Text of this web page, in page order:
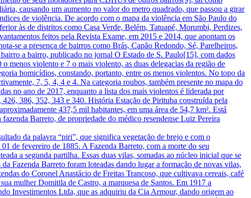
causando um aumento no valor do metro quadrado, que passou a girar
de violência. De acordo com o mapa da violência em São Paulo do
às de distritos como Casa Verde, Belém, Tatuapé, Morumbi, Perdizes,
feitos pela Revista Exame, em 2015 e 2014, que apontam os
se a presença de bairros como Brás, Capão Redondo, Sé, Parelheiros,
a bairro, publicado no jornal O Estado de S. Paulo[15], com dados
menos violento e 7 o mais violento, as duas delegacias da região de
homicídios, constando, portanto, entre os menos violentos. No topo da
7, 5, 4, 4 e 4. Na categoria roubos, também presente no mapa do
no ano de 2017, enquanto a lista dos mais violentos é liderada por
386, 352, 343 e 340. História Estação de Pirituba construída pela
437,5 mil habitantes, em uma área de 54,7 km². Está
Barreto, de propriedade do médico resendense Luiz Pereira
da palavra “piri”, que significa vegetação de brejo e com o
de fevereiro de 1885. A Fazenda Barreto, com a morte do seu
a segunda partilha. Essas duas vilas, somadas ao núcleo inicial que se
Fazenda Barreto foram loteadas dando lugar a formação de novas vilas,
do Coronel Anastácio de Freitas Trancoso, que cultivava cereais, café
mulher Domitila de Castro, a marquesa de Santos. Em 1917 a
Investimentos Ltda, que as adquiriu da Cia Armour, dando origem ao